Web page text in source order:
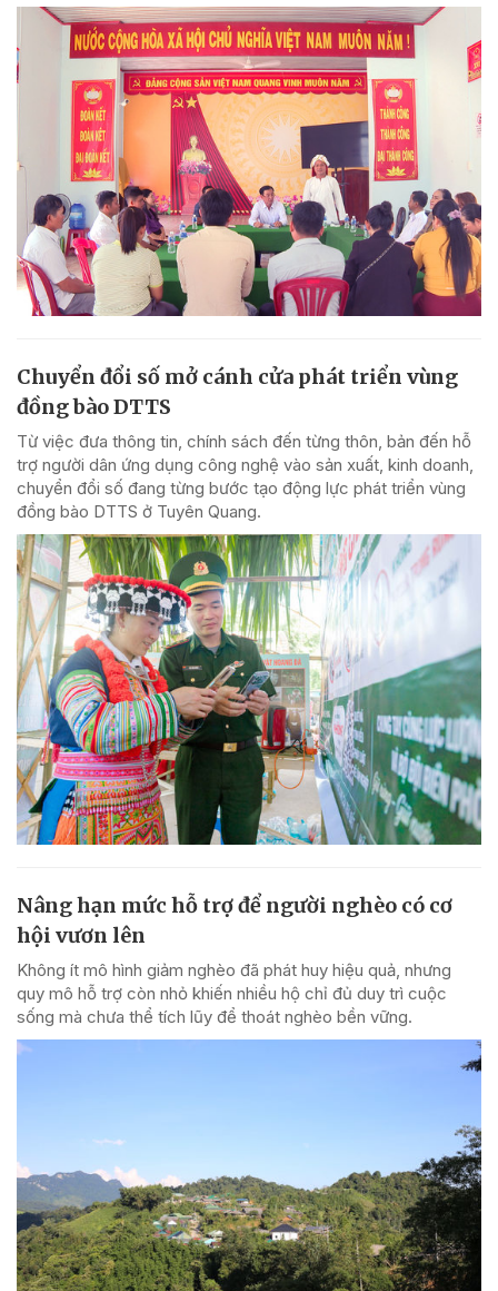
Chuyển đổi số mở cánh cửa phát triển vùng
đồng bào DTTS
Từ việc đưa thông tin, chính sách đến từng thôn, bản đến hỗ
trợ người dân ứng dụng công nghệ vào sản xuất, kinh doanh,
chuyển đổi số đang từng bước tạo động lực phát triển vùng
đồng bào DTTS ở Tuyên Quang.
Nâng hạn mức hỗ trợ để người nghèo có cơ
hội vươn lên
Không ít mô hình giảm nghèo đã phát huy hiệu quả, nhưng
quy mô hỗ trợ còn nhỏ khiến nhiều hộ chỉ đủ duy trì cuộc
sống mà chưa thể tích lũy để thoát nghèo bền vững.